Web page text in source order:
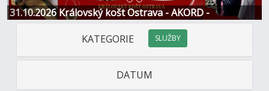
31.10.2026 Královský košt Ostrava - AKORD -
Restaurace a Hotel
KATEGORIE SLUŽBY
DATUM